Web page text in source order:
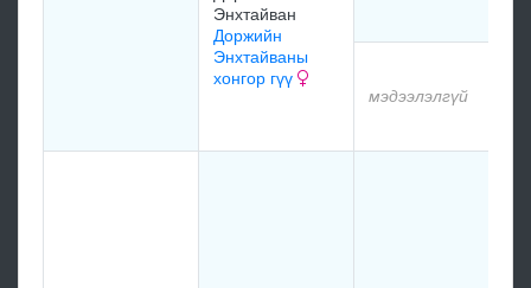
Энхтайван
Доржийн
Энхтайваны
хонгор гүү
мэдээлэлгүй